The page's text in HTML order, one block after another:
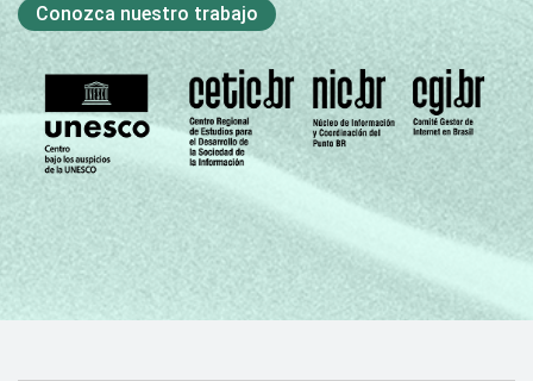
Indígena
Não sei 0 10
DISPOSITIVOS
DE ACESSO À
INTERNET
Apenas
computador
telefone
celular
Conozca nuestro trabajo